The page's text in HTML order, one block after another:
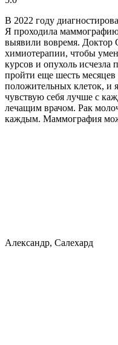
В 2022 году
Я проходила
выявили вовремя. Доктор
химиотерапии, чтобы
курсов и опухоль
пройти еще шесть
положительных клеток, и
чувствую себя лучше с
лечащим врачом. Рак
каждым. Маммография
Александр, Салехард